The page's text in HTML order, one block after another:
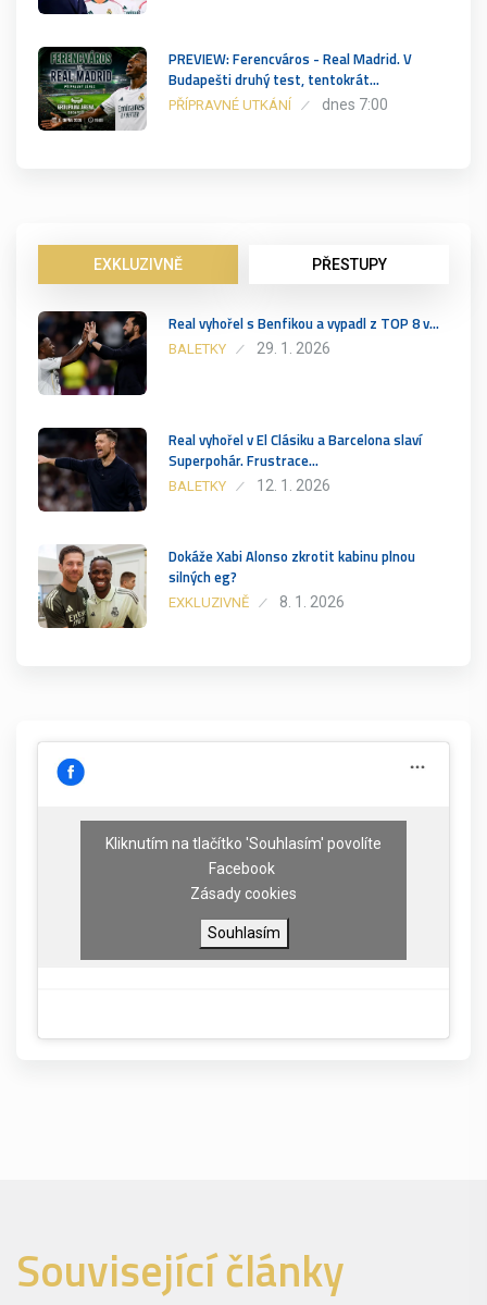
PREVIEW: Ferencváros - Real Madrid. V
Budapešti druhý test, tentokrát…
PŘÍPRAVNÉ UTKÁNÍ dnes 7:00
EXKLUZIVNĚ PŘESTUPY
Real vyhořel s Benfikou a vypadl z TOP 8 v…
BALETKY 29. 1. 2026
Real vyhořel v El Clásiku a Barcelona slaví
Superpohár. Frustrace…
BALETKY 12. 1. 2026
Dokáže Xabi Alonso zkrotit kabinu plnou
silných eg?
EXKLUZIVNĚ 8. 1. 2026
Kliknutím na tlačítko 'Souhlasím' povolíte
Facebook
Zásady cookies
Souhlasím
Související články